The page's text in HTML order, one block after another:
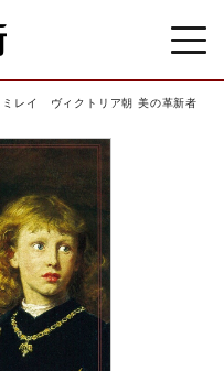
ミレイ ヴィクトリア朝 美の革新者